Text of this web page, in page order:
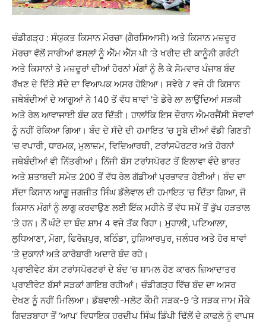
ਚੰਡੀਗੜ੍ਹ : ਸੰਯੁਕਤ ਕਿਸਾਨ ਮੋਰਚਾ (ਗੈਰਸਿਆਸੀ) ਅਤੇ ਕਿਸਾਨ ਮਜ਼ਦੂਰ
ਮੋਰਚਾ ਵੱਲੋਂ ਸਾਰੀਆਂ ਫਸਲਾਂ ਨੂੰ ਐੱਮ ਐੱਸ ਪੀ ’ਤੇ ਖਰੀਦ ਦੀ ਕਾਨੂੰਨੀ ਗਰੰਟੀ
ਅਤੇ ਕਿਸਾਨਾਂ ਤੇ ਮਜ਼ਦੂਰਾਂ ਦੀਆਂ ਹੋਰਨਾਂ ਮੰਗਾਂ ਨੂੰ ਲੈ ਕੇ ਸੋਮਵਾਰ ਪੰਜਾਬ ਬੰਦ
ਰੱਖਣ ਦੇ ਦਿੱਤੇ ਸੱਦੇ ਦਾ ਵਿਆਪਕ ਅਸਰ ਹੋਇਆ। ਸਵੇਰੇ 7 ਵਜੇ ਹੀ ਕਿਸਾਨ
ਜਥੇਬੰਦੀਆਂ ਦੇ ਆਗੂਆਂ ਨੇ 140 ਤੋਂ ਵੱਧ ਥਾਵਾਂ ’ਤੇ ਡੇਰੇ ਲਾ ਲਾਉਂਦਿਆਂ ਸੜਕੀ
ਅਤੇ ਰੇਲ ਆਵਾਜਾਈ ਬੰਦ ਕਰ ਦਿੱਤੀ। ਹਾਲਾਂਕਿ ਇਸ ਦੌਰਾਨ ਐਮਰਜੈਂਸੀ ਸੇਵਾਵਾਂ
ਨੂੰ ਨਹੀਂ ਰੋਕਿਆ ਗਿਆ। ਬੰਦ ਦੇ ਸੱਦੇ ਦੀ ਹਮਾਇਤ ’ਚ ਸੂਬੇ ਦੀਆਂ ਵੱਡੀ ਗਿਣਤੀ
’ਚ ਵਪਾਰੀ, ਧਾਰਮਕ, ਮੁਲਾਜ਼ਮ, ਵਿਦਿਆਰਥੀ, ਟਰਾਂਸਪੋਰਟਰ ਅਤੇ ਹੋਰਨਾਂ
ਜਥੇਬੰਦੀਆਂ ਵੀ ਨਿੱਤਰੀਆਂ। ਨਿੱਜੀ ਬੱਸ ਟਰਾਂਸਪੋਰਟ ਤੋਂ ਇਲਾਵਾ ਵੰਦੇ ਭਾਰਤ
ਅਤੇ ਸ਼ਤਾਬਦੀ ਸਮੇਤ 200 ਤੋਂ ਵੱਧ ਰੇਲ ਗੱਡੀਆਂ ਪ੍ਰਭਾਵਤ ਹੋਈਆਂ। ਬੰਦ ਦਾ
ਸੱਦਾ ਕਿਸਾਨ ਆਗੂ ਜਗਜੀਤ ਸਿੰਘ ਡੱਲੇਵਾਲ ਦੀ ਹਮਾਇਤ ’ਚ ਦਿੱਤਾ ਗਿਆ, ਜੋ
ਕਿਸਾਨ ਮੰਗਾਂ ਨੂੰ ਲਾਗੂ ਕਰਵਾਉਣ ਲਈ ਇੱਕ ਮਹੀਨੇ ਤੋਂ ਵੱਧ ਸਮੇਂ ਤੋਂ ਭੁੱਖ ਹੜਤਾਲ
’ਤੇ ਹਨ। ਨੌਂ ਘੰਟੇ ਦਾ ਬੰਦ ਸ਼ਾਮ 4 ਵਜੇ ਤੱਕ ਰਿਹਾ। ਮੁਹਾਲੀ, ਪਟਿਆਲਾ,
ਲੁਧਿਆਣਾ, ਮੋਗਾ, ਫਿਰੋਜ਼ਪੁਰ, ਬਠਿੰਡਾ, ਹੁਸ਼ਿਆਰਪੁਰ, ਜਲੰਧਰ ਅਤੇ ਹੋਰ ਥਾਵਾਂ
’ਤੇ ਦੁਕਾਨਾਂ ਅਤੇ ਕਾਰੋਬਾਰੀ ਅਦਾਰੇ ਬੰਦ ਰਹੇ।
ਪ੍ਰਾਈਵੇਟ ਬੱਸ ਟਰਾਂਸਪੋਰਟਰਾਂ ਦੇ ਬੰਦ ’ਚ ਸ਼ਾਮਲ ਹੋਣ ਕਾਰਨ ਜ਼ਿਆਦਾਤਰ
ਪ੍ਰਾਈਵੇਟ ਬੱਸਾਂ ਸੜਕਾਂ ਗਾਇਬ ਰਹੀਆਂ। ਚੰਡੀਗੜ੍ਹ ਵਿੱਚ ਬੰਦ ਦਾ ਅਸਰ
ਦੇਖਣ ਨੂੰ ਨਹੀਂ ਮਿਲਿਆ। ਡੱਬਵਾਲੀ-ਮਲੋਟ ਕੌਮੀ ਸੜਕ-9 ’ਤੇ ਸੜਕ ਜਾਮ ਮੌਕੇ
ਗਿਦੜਬਾਹਾ ਤੋਂ ‘ਆਪ’ ਵਿਧਾਇਕ ਹਰਦੀਪ ਸਿੰਘ ਡਿੰਪੀ ਢਿੱਲੋਂ ਦੇ ਕਾਫਲੇ ਨੂੰ ਵਾਪਸ